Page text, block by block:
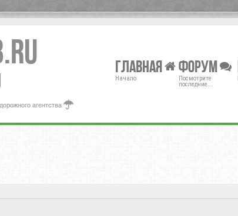
агентства
Главная
Начало
Форум
Посмотрите
последние...